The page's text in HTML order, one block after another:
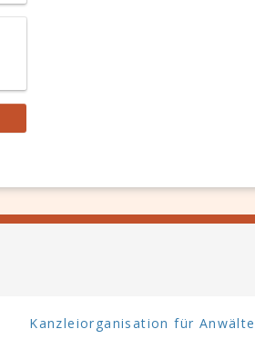
Kanzleiorganisation für Anwälte